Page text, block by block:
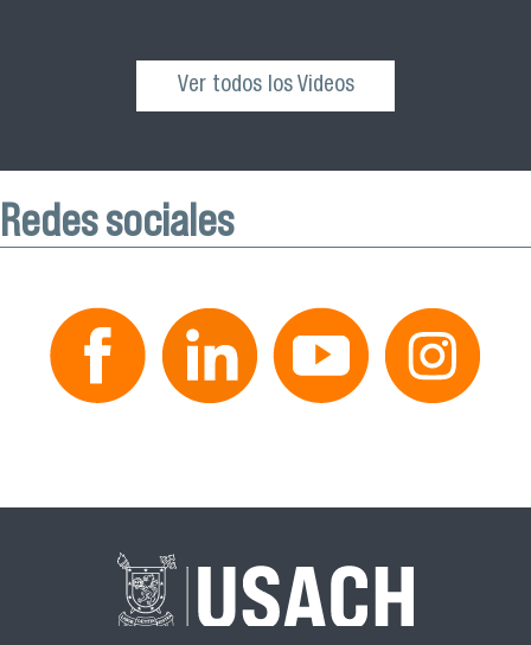
Ver todos los Videos
Redes sociales